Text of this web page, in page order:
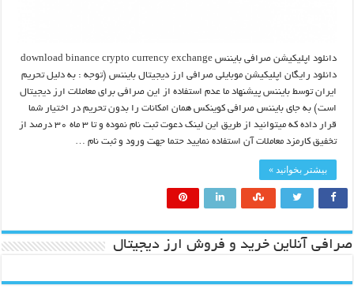
دانلود اپلیکیشن صرافی بایننس download binance crypto currency exchange
دانلود رایگان اپلیکیشن موبایلی صرافی ارز دیجیتال بایننس (توجه : به دلیل تحریم
ایران توسط بایننس پیشنهاد ما عدم استفاده از این صرافی برای معاملات ارز دیجیتال
است) به جای بایننس صرافی کوینکس همان امکانات را بدون تحریم در اختیار شما
قرار داده که میتوانید از طریق این لینک دعوت ثبت نام نموده و تا ۳ ماه ۳۰ درصد از
تخفیق کارمزد معاملات آن استفاده نمایید حتما جهت ورود و ثبت نام …
بیشتر بخوانید »
صرافی آنلاین خرید و فروش ارز دیجیتال